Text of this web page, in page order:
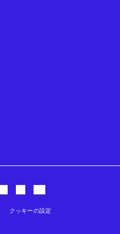
クッキーの設定